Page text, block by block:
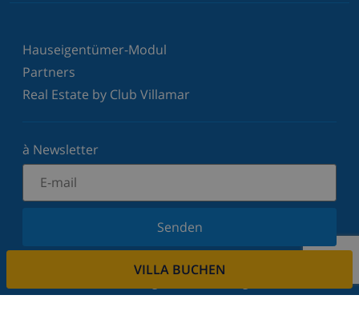
VILLA BUCHEN
Hauseigentümer-Modul
Partners
Real Estate by Club Villamar
à Newsletter
Senden
Melden Sie sich für unseren Newsletter an und
dem Laufenden. Wir respektieren Ihre Privatsphäre.